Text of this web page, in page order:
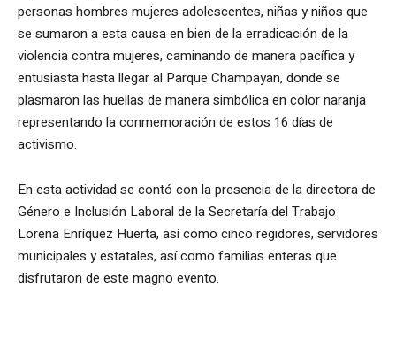
personas hombres mujeres adolescentes, niñas y niños que
se sumaron a esta causa en bien de la erradicación de la
violencia contra mujeres, caminando de manera pacífica y
entusiasta hasta llegar al Parque Champayan, donde se
plasmaron las huellas de manera simbólica en color naranja
representando la conmemoración de estos 16 días de
activismo.
En esta actividad se contó con la presencia de la directora de
Género e Inclusión Laboral de la Secretaría del Trabajo
Lorena Enríquez Huerta, así como cinco regidores, servidores
municipales y estatales, así como familias enteras que
disfrutaron de este magno evento.